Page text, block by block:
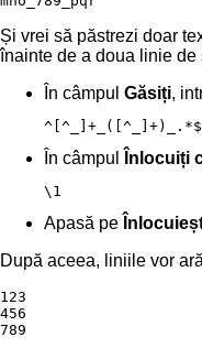
Și vrei să păstrezi doar
înainte de a doua linie de
În câmpul Găsiți,
^[^_]+_([^_]+)_.*$
În câmpul Înlocuiți
\1
Apasă pe
După aceea, liniile vor
123
456
789